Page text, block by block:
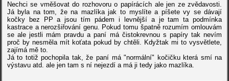
Nechci se vměšovat do rozhovoru o papírácích ale jen ze zvědavosti.
Já byla na tom, že na mazlíka jak to myslíte a píšete vy se dávají
kočky bez PP a jsou tím pádem i levnější a je tam ta podmínka
kastrace a nerozšiřování genu. Pokud tomu špatně rozumím omlouvám
se ale jestli mám pravdu a paní má čistokrevnou s papíry tak nevím
proč by nesměla mít koťata pokud by chtěli. Kdyžtak mi to vysvětlete,
zajímá mě to.
Já to totiž pochopila tak, že paní má "normální" kočičku která smí na
výstavu atd. ale jen tam s ní nejezdí a má ji tedy jako mazlíka.